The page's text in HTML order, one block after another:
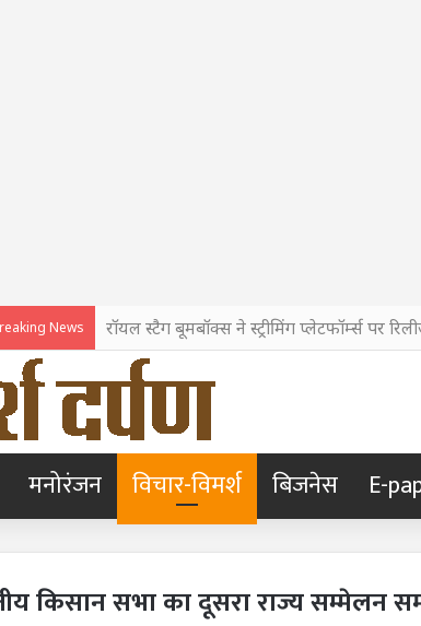
News रॉयल स्टैग बूमबॉक्स ने स्ट्रीमिंग प्लेटफॉर्म्स पर
मनोरंजन विचार-विमर्श बिजनेस E-
किसान सभा का दूसरा राज्य सम्मेलन